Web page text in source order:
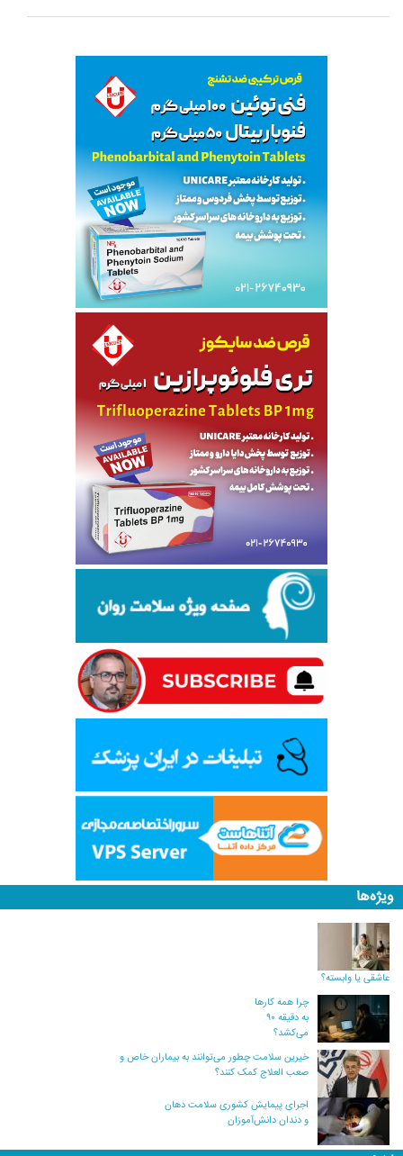
ویژه‌ها
عاشقی یا وابسته؟
چرا همه کارها
به دقیقه ۹۰
می‌کشد؟
خیرین سلامت چطور می‌توانند به بیماران خاص و
صعب العلاج کمک کنند؟
اجرای پیمایش کشوری سلامت دهان
و دندان دانش‌آموزان